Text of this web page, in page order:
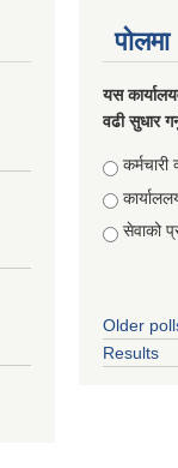
पोलमा
यस
वढी सुधार
Choices
कर्मचारी
सेवाको
Older
Results